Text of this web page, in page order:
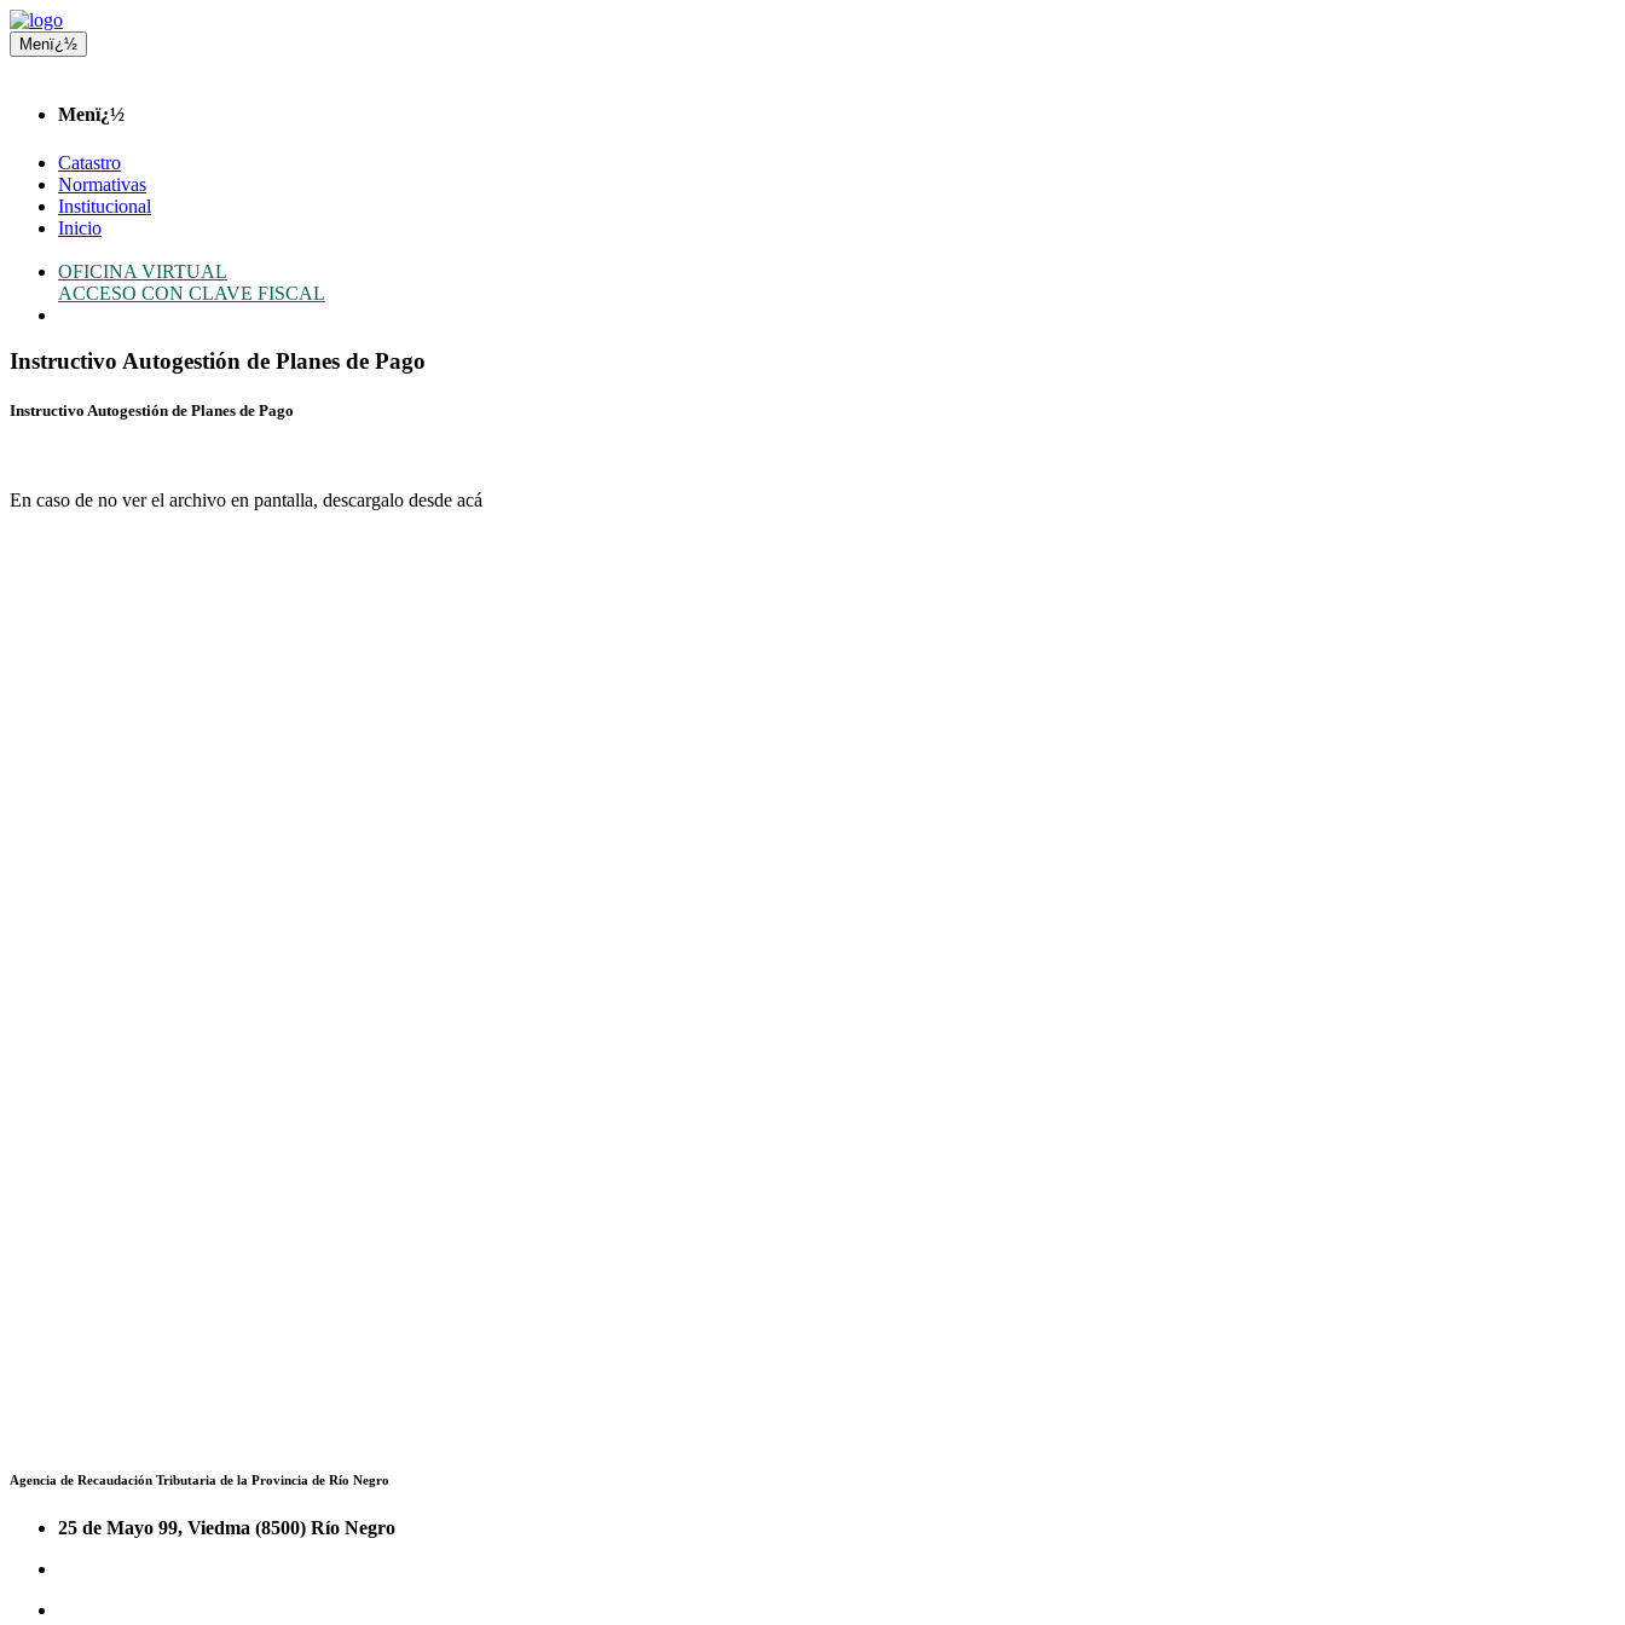
Menï¿½
Menï¿½
Catastro
Normativas
Institucional
Inicio
OFICINA VIRTUAL
ACCESO CON CLAVE FISCAL
Instructivo Autogestión de Planes de Pago
Instructivo Autogestión de Planes de Pago
En caso de no ver el archivo en pantalla, descargalo desde acá
Agencia de Recaudación Tributaria de la Provincia de Río Negro
25 de Mayo 99, Viedma (8500) Río Negro